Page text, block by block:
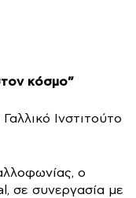
κόσμο”
Ινστιτούτο
ο
σε συνεργασία με